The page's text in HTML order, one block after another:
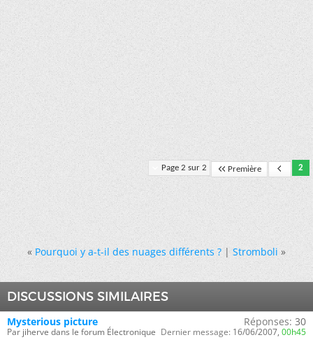
Page 2 sur 2 Première 2
« Pourquoi y a-t-il des nuages différents ?|Stromboli »
DISCUSSIONS SIMILAIRES
Mysterious picture
Par jiherve dans le forum Électronique
Réponses: 30
Dernier message: 16/06/2007, 00h45